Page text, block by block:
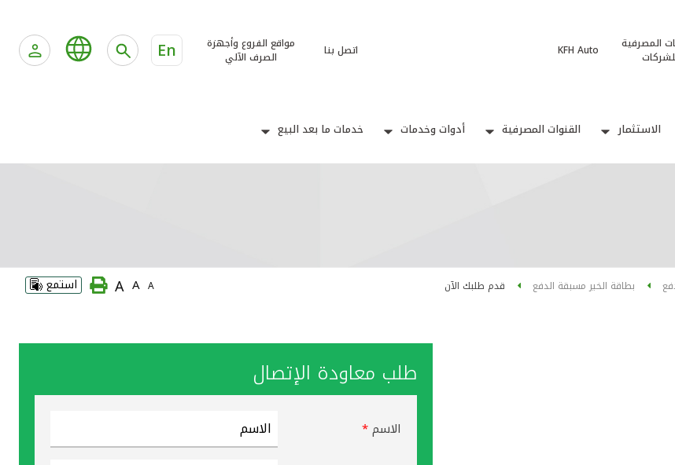
المصرفية
KFH Auto اتصل بنا
مواقع الفروع وأجهزة
الصرف الآلي
En
الاستثمار القنوات المصرفية أدوات وخدمات خدمات ما بعد البيع
بطاقة الخير مسبقة الدفع قدم طلبك الآن A
A
A استمع
طلب معاودة الإتصال
الاسم*